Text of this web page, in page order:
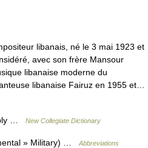
libanais, né le 3 mai 1923 et
avec son frère Mansour
libanaise moderne du
libanaise Fairuz en 1955 et…
… New Collegiate Dictionary
» Military) …
Abbreviations